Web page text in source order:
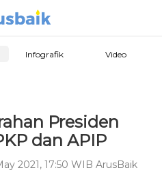
Infografik Video
Presiden
dan APIP
2021, 17:50 WIB ArusBaik